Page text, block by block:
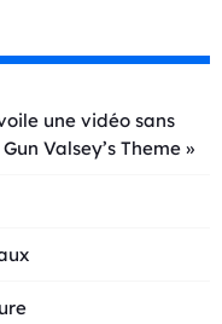
une vidéo sans
Valsey’s Theme »